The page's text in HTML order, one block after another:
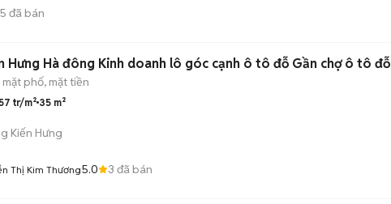
5 đã bán
Hưng Hà đông Kinh doanh lô góc cạnh ô tô đỗ Gần chợ ô tô đỗ
mặt phố, mặt tiền
tr/m² 35 m²
Kiến Hưng
Thị Kim Thương5.0 3 đã bán